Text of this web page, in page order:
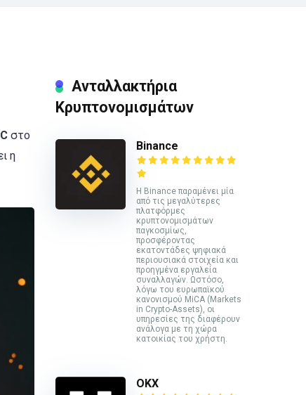
στο
η
Ανταλλακτήρια
Κρυπτονομισμάτων
Binance
Η Binance παραμένει μία
από τις μεγαλύτερες
πλατφόρμες
κρυπτονομισμάτων
παγκοσμίως,
προσφέροντας
εκατοντάδες ψηφιακά
περιουσιακά στοιχεία και
προηγμένα εργαλεία
συναλλαγών. Ωστόσο,
λόγω του ευρωπαϊκού
κανονισμού MiCA (Markets
in Crypto-Assets), οι
υπηρεσίες της διαφέρουν
ανάλογα με τη χώρα
κατοικίας του χρήστη.
ΟΚΧ